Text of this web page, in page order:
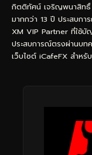
กิตติทัศน์ เจริญพนาสิท
มากกว่า 13 ปี ประสบกา
XM VIP Partner ที่ใช้บั
ประสบการณ์ตรงผ่านบ
เว็บไซต์ iCafeFX สำหรั